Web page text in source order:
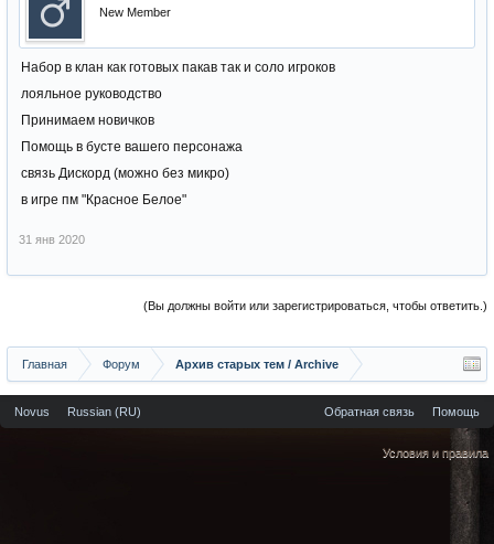
New Member
Набор в клан как готовых пакав так и соло игроков
лояльное руководство
Принимаем новичков
Помощь в бусте вашего персонажа
связь Дискорд (можно без микро)
в игре пм "Красное Белое"
31 янв 2020
(Вы должны войти или зарегистрироваться, чтобы ответить.)
Главная Форум Архив старых тем / Archive
Novus Russian (RU) Обратная связь Помощь
Условия и правила